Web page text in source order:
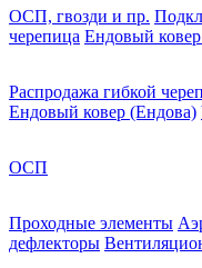
ОСП, гвозди и пр.
черепица Ендовый
Распродажа гибкой
Ендовый ковер (Ендова)
ОСП
Проходные элементы
дефлекторы